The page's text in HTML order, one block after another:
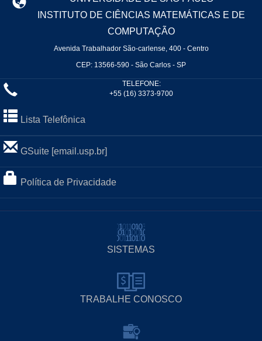
INSTITUTO DE CIÊNCIAS MATEMÁTICAS E DE
COMPUTAÇÃO
Avenida Trabalhador São-carlense, 400 - Centro
CEP: 13566-590 - São Carlos - SP
TELEFONE:
+55 (16) 3373-9700
Lista Telefônica
GSuite [email.usp.br]
Política de Privacidade
SISTEMAS
TRABALHE CONOSCO